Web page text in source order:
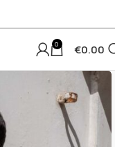
0 €0.00